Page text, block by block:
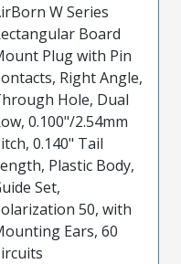
W Series
Board
Plug with Pin
Right Angle,
Hole, Dual
0.100"/2.54mm
0.140" Tail
Plastic Body,
Set,
50, with
Ears, 60